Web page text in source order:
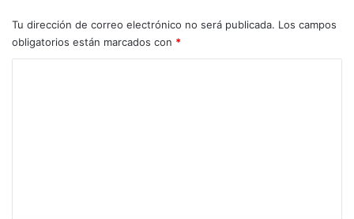
Tu dirección de correo electrónico no será publicada. Los campos
obligatorios están marcados con *